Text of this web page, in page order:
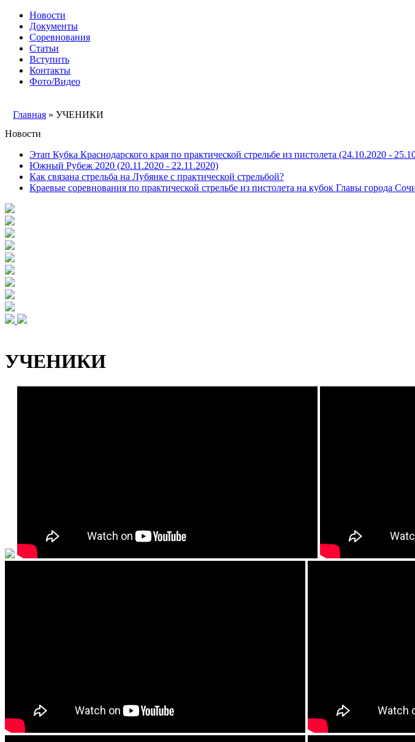
Новости
Документы
Соревнования
Статьи
Вступить
Контакты
Фото/Видео
Главная » УЧЕНИКИ
Новости
Этап Кубка Краснодарского края по практической стрельбе из пистолета (24.10.2020 -
Южный Рубеж 2020 (20.11.2020 - 22.11.2020)
Как связана стрельба на Лубянке с практической стрельбой?
Краевые соревнования по практической стрельбе из пистолета на кубок Главы города
УЧЕНИКИ